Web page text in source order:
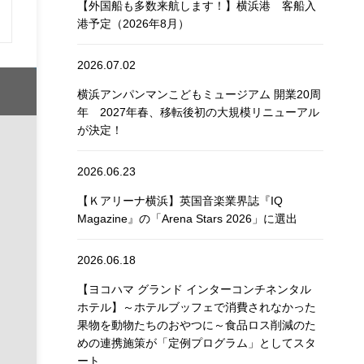
【外国船も多数来航します！】横浜港 客船入
港予定（2026年8月）
2026.07.02
横浜アンパンマンこどもミュージアム 開業20周
年 2027年春、移転後初の大規模リニューアル
が決定！
2026.06.23
【Ｋアリーナ横浜】英国音楽業界誌『IQ
Magazine』の「Arena Stars 2026」に選出
2026.06.18
【ヨコハマ グランド インターコンチネンタル
ホテル】～ホテルブッフェで消費されなかった
果物を動物たちのおやつに～食品ロス削減のた
めの連携施策が「定例プログラム」としてスタ
ート